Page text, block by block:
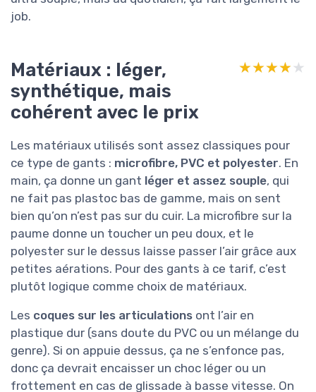
job.
Matériaux : léger,
synthétique, mais
cohérent avec le prix
★★★★★
★★★★★
Les matériaux utilisés sont assez classiques pour
ce type de gants : microfibre, PVC et polyester. En
main, ça donne un gant léger et assez souple, qui
ne fait pas plastoc bas de gamme, mais on sent
bien qu’on n’est pas sur du cuir. La microfibre sur la
paume donne un toucher un peu doux, et le
polyester sur le dessus laisse passer l’air grâce aux
petites aérations. Pour des gants à ce tarif, c’est
plutôt logique comme choix de matériaux.
Les coques sur les articulations ont l’air en
plastique dur (sans doute du PVC ou un mélange du
genre). Si on appuie dessus, ça ne s’enfonce pas,
donc ça devrait encaisser un choc léger ou un
frottement en cas de glissade à basse vitesse. On